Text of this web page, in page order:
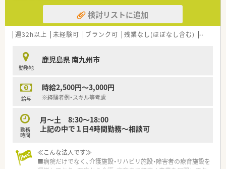
【募集背景と求める人物像について】
■応需枚数の多さに対応しつつ体制を強化するための増員募集
であり、即戦力として活躍できる方を求めています。
■患者様ファーストの精神を持ち、地域の医療に貢献したいとい
前向きにチャレンジできる方を求めています。
■鹿児島県と宮崎県を中心に計13店舗を展開しており、地域に
根差した安定的な企業成長を続けています。
ているため、非常に安定した経営母体を誇ります。
■クリニックの誘致による開局を進めてきた実績があり、応需元
である医療機関との良好な関係が特徴です。
【求人情報について】
■正社員として勤務薬剤師を募集しており、皮膚科の専門性を高
検討リストに追加
週32h以上 未経験可 ブランク可 残業なし(ほぼなし含む) 転勤な
勤務地
鹿児島県 南九州市
給与
時給2,500円～3,000円
※経験者例・スキル等考慮
勤務
時間
月～土 8:30～18:00
上記の中で１日4時間勤務～相談可
≪こんな法人です≫
■病院だけでなく、介護施設・リハビリ施設・障害者の療育施設を